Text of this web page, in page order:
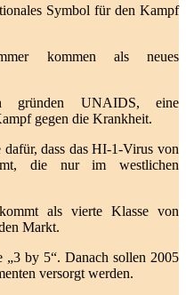
Symbol für den Kampf
kommen als neues
gründen UNAIDS, eine
gegen die Krankheit.
dass das HI-1-Virus von
die nur im westlichen
als vierte Klasse von
Markt.
by 5“. Danach sollen 2005
versorgt werden.